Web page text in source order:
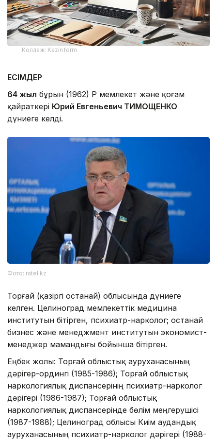
Коллаж: Kazinform
ЕСІМДЕР
64 жыл бұрын (1962) ҚР мемлекет және қоғам
қайраткері Юрий Евгеньевич ТИМОЩЕНКО
дүниеге келді.
Фото: ratel.kz
Торғай (қазіргі Қостанай) облысында дүниеге
келген. Целиноград мемлекеттік медицина
институтын бітірген, психиатр-нарколог; Қостанай
бизнес және менеджмент институтын экономист-
менеджер мамандығы бойынша бітірген.
Еңбек жолы: Торғай облыстық ауруханасының
дәрігер-ордингі (1985-1986); Торғай облыстық
наркологиялық диспансерінің психиатр-нарколог
дәрігері (1986-1987); Торғай облыстық
наркологиялық диспансерінде бөлім меңгерушісі
(1987-1988); Целиноград облысы Киім аудандық
ауруханасының психиатр-нарколог дәрігері (1988-